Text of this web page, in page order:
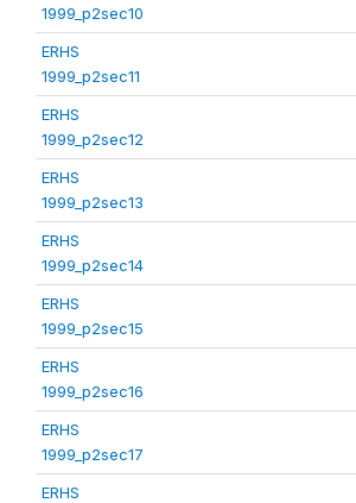
1999_p2sec10
ERHS
1999_p2sec11
ERHS
1999_p2sec12
ERHS
1999_p2sec13
ERHS
1999_p2sec14
ERHS
1999_p2sec15
ERHS
1999_p2sec16
ERHS
1999_p2sec17
ERHS